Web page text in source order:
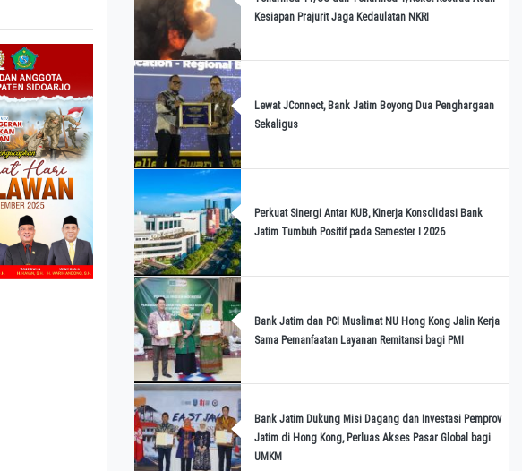
Kesiapan Prajurit Jaga Kedaulatan NKRI
Lewat JConnect, Bank Jatim Boyong Dua Penghargaan
Sekaligus
Perkuat Sinergi Antar KUB, Kinerja Konsolidasi Bank
Jatim Tumbuh Positif pada Semester I 2026
Bank Jatim dan PCI Muslimat NU Hong Kong Jalin Kerja
Sama Pemanfaatan Layanan Remitansi bagi PMI
Bank Jatim Dukung Misi Dagang dan Investasi Pemprov
Jatim di Hong Kong, Perluas Akses Pasar Global bagi
UMKM